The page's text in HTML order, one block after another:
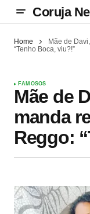
Coruja
Home
Mãe de
“Tenho Boca, viu?!”
FAMOSOS
Mãe de
manda
Reggo: